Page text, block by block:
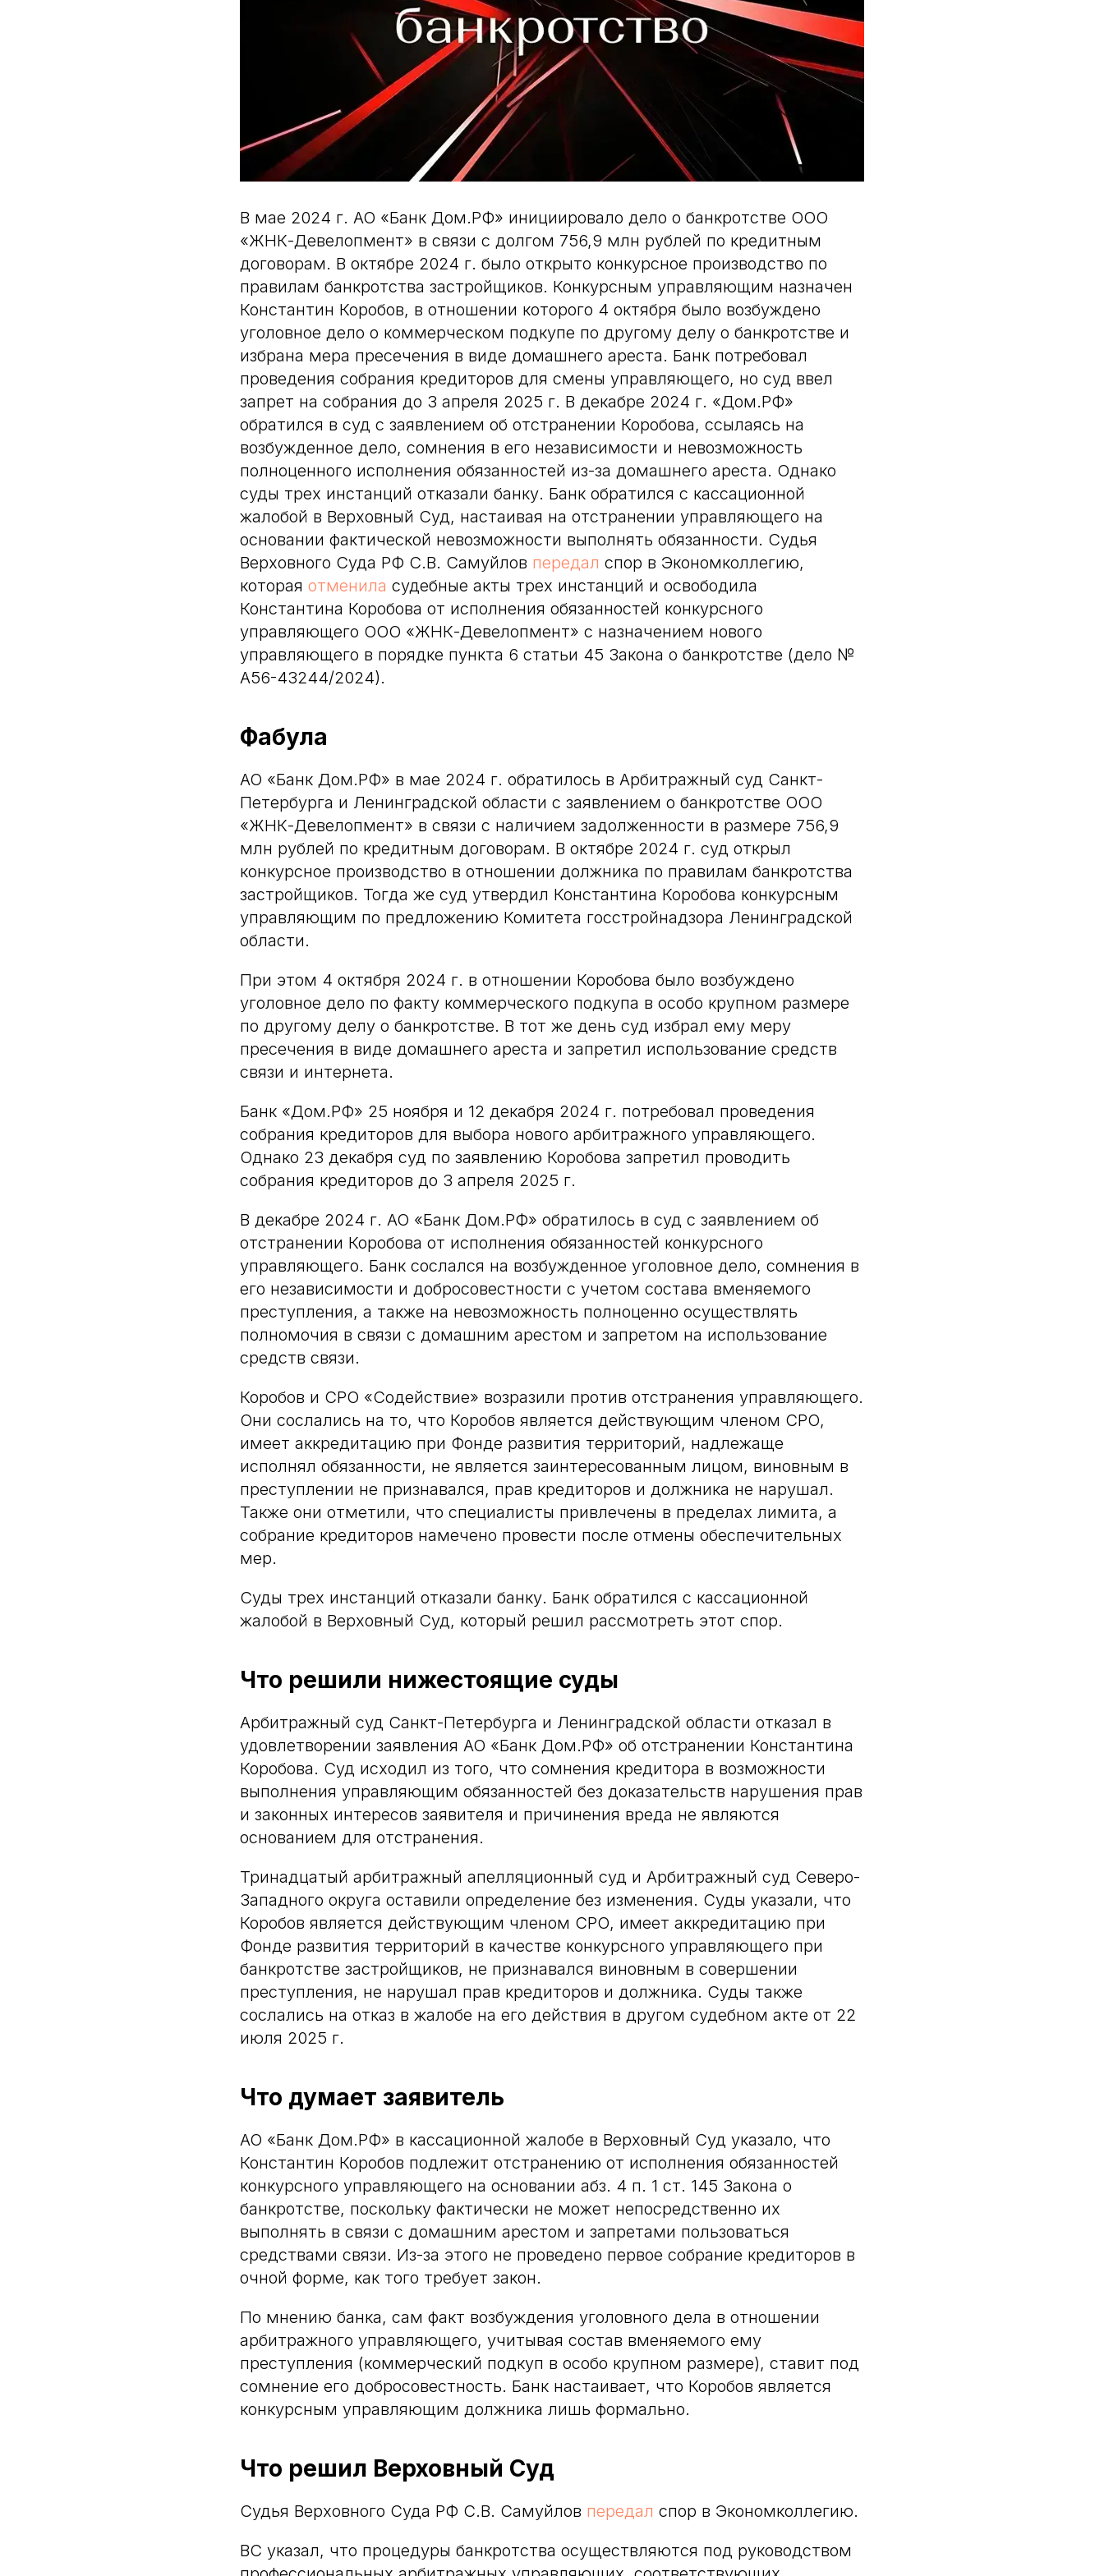
В мае 2024 г. АО «Банк Дом.РФ» инициировало дело о банкротстве ООО
«ЖНК-Девелопмент» в связи с долгом 756,9 млн рублей по кредитным
договорам. В октябре 2024 г. было открыто конкурсное производство по
правилам банкротства застройщиков. Конкурсным управляющим назначен
Константин Коробов, в отношении которого 4 октября было возбуждено
уголовное дело о коммерческом подкупе по другому делу о банкротстве и
избрана мера пресечения в виде домашнего ареста. Банк потребовал
проведения собрания кредиторов для смены управляющего, но суд ввел
запрет на собрания до 3 апреля 2025 г. В декабре 2024 г. «Дом.РФ»
обратился в суд с заявлением об отстранении Коробова, ссылаясь на
возбужденное дело, сомнения в его независимости и невозможность
полноценного исполнения обязанностей из-за домашнего ареста. Однако
суды трех инстанций отказали банку. Банк обратился с кассационной
жалобой в Верховный Суд, настаивая на отстранении управляющего на
основании фактической невозможности выполнять обязанности. Судья
Верховного Суда РФ С.В. Самуйлов передал спор в Экономколлегию,
которая отменила судебные акты трех инстанций и освободила
Константина Коробова от исполнения обязанностей конкурсного
управляющего ООО «ЖНК-Девелопмент» с назначением нового
управляющего в порядке пункта 6 статьи 45 Закона о банкротстве (дело №
А56-43244/2024).
Фабула
АО «Банк Дом.РФ» в мае 2024 г. обратилось в Арбитражный суд Санкт-
Петербурга и Ленинградской области с заявлением о банкротстве ООО
«ЖНК-Девелопмент» в связи с наличием задолженности в размере 756,9
млн рублей по кредитным договорам. В октябре 2024 г. суд открыл
конкурсное производство в отношении должника по правилам банкротства
застройщиков. Тогда же суд утвердил Константина Коробова конкурсным
управляющим по предложению Комитета госстройнадзора Ленинградской
области.
При этом 4 октября 2024 г. в отношении Коробова было возбуждено
уголовное дело по факту коммерческого подкупа в особо крупном размере
по другому делу о банкротстве. В тот же день суд избрал ему меру
пресечения в виде домашнего ареста и запретил использование средств
связи и интернета.
Банк «Дом.РФ» 25 ноября и 12 декабря 2024 г. потребовал проведения
собрания кредиторов для выбора нового арбитражного управляющего.
Однако 23 декабря суд по заявлению Коробова запретил проводить
собрания кредиторов до 3 апреля 2025 г.
В декабре 2024 г. АО «Банк Дом.РФ» обратилось в суд с заявлением об
отстранении Коробова от исполнения обязанностей конкурсного
управляющего. Банк сослался на возбужденное уголовное дело, сомнения в
его независимости и добросовестности с учетом состава вменяемого
преступления, а также на невозможность полноценно осуществлять
полномочия в связи с домашним арестом и запретом на использование
средств связи.
Коробов и СРО «Содействие» возразили против отстранения управляющего.
Они сослались на то, что Коробов является действующим членом СРО,
имеет аккредитацию при Фонде развития территорий, надлежаще
исполнял обязанности, не является заинтересованным лицом, виновным в
преступлении не признавался, прав кредиторов и должника не нарушал.
Также они отметили, что специалисты привлечены в пределах лимита, а
собрание кредиторов намечено провести после отмены обеспечительных
мер.
Суды трех инстанций отказали банку. Банк обратился с кассационной
жалобой в Верховный Суд, который решил рассмотреть этот спор.
Что решили нижестоящие суды
Арбитражный суд Санкт-Петербурга и Ленинградской области отказал в
удовлетворении заявления АО «Банк Дом.РФ» об отстранении Константина
Коробова. Суд исходил из того, что сомнения кредитора в возможности
выполнения управляющим обязанностей без доказательств нарушения прав
и законных интересов заявителя и причинения вреда не являются
основанием для отстранения.
Тринадцатый арбитражный апелляционный суд и Арбитражный суд Северо-
Западного округа оставили определение без изменения. Суды указали, что
Коробов является действующим членом СРО, имеет аккредитацию при
Фонде развития территорий в качестве конкурсного управляющего при
банкротстве застройщиков, не признавался виновным в совершении
преступления, не нарушал прав кредиторов и должника. Суды также
сослались на отказ в жалобе на его действия в другом судебном акте от 22
июля 2025 г.
Что думает заявитель
АО «Банк Дом.РФ» в кассационной жалобе в Верховный Суд указало, что
Константин Коробов подлежит отстранению от исполнения обязанностей
конкурсного управляющего на основании абз. 4 п. 1 ст. 145 Закона о
банкротстве, поскольку фактически не может непосредственно их
выполнять в связи с домашним арестом и запретами пользоваться
средствами связи. Из-за этого не проведено первое собрание кредиторов в
очной форме, как того требует закон.
По мнению банка, сам факт возбуждения уголовного дела в отношении
арбитражного управляющего, учитывая состав вменяемого ему
преступления (коммерческий подкуп в особо крупном размере), ставит под
сомнение его добросовестность. Банк настаивает, что Коробов является
конкурсным управляющим должника лишь формально.
Что решил Верховный Суд
Судья Верховного Суда РФ С.В. Самуйлов передал спор в Экономколлегию.
ВС указал, что процедуры банкротства осуществляются под руководством